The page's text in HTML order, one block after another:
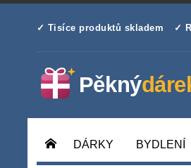
✓ Tisíce produktů skladem ✓
DÁRKY BYDLENÍ